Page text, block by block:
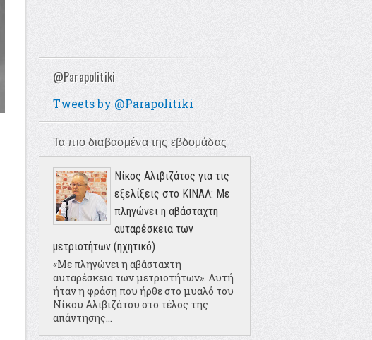
@Parapolitiki
Tweets by @Parapolitiki
Τα πιο διαβασμένα της εβδομάδας
Νίκος Αλιβιζάτος για τις
εξελίξεις στο ΚΙΝΑΛ: Με
πληγώνει η αβάσταχτη
αυταρέσκεια των
μετριοτήτων (ηχητικό)
«Με πληγώνει η αβάσταχτη
αυταρέσκεια των μετριοτήτων». Αυτή
ήταν η φράση που ήρθε στο μυαλό του
Νίκου Αλιβιζάτου στο τέλος της
απάντησης...